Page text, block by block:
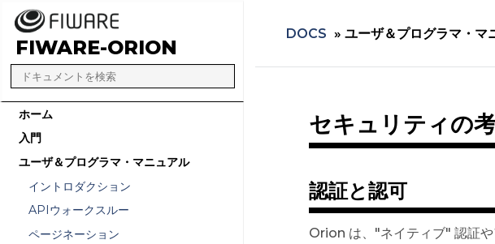
FIWARE-ORION
ホーム
入門
ユーザ＆プログラマ・マニュアル
イントロダクション
APIウォークスルー
ページネーション
DOCS » ユーザ＆プログラマ・マ
セキュリティ
認証と認可
Orion は、"ネイティブ" 認証や